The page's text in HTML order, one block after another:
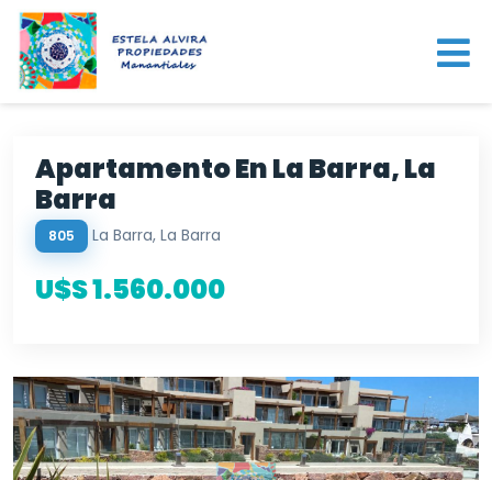
Apartamento En La Barra, La
Barra
805 La Barra, La Barra
U$S 1.560.000